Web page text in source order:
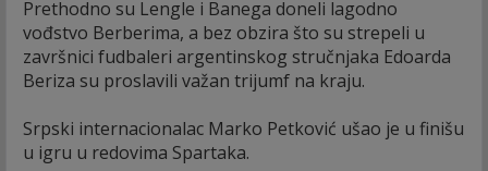
Prethodno su Lengle i Banega doneli lagodno
vođstvo Berberima, a bez obzira što su strepeli u
završnici fudbaleri argentinskog stručnjaka Edoarda
Beriza su proslavili važan trijumf na kraju.
Srpski internacionalac Marko Petković ušao je u finišu
u igru u redovima Spartaka.